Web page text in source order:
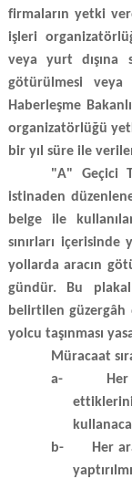
firmaların yetki
işleri
veya yurt dışına
götürülmesi veya
Haberleşme
organizatörlüğü
bir yıl süre ile
"A" Geçici
istinaden
belge ile
sınırları
yollarda aracın
gündür. Bu
belirtilen güzergâh
yolcu taşınması
Müracaat
a-
b-
Her